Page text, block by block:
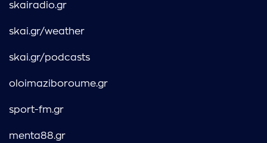
skairadio.gr
skai.gr/weather
skai.gr/podcasts
oloimaziboroume.gr
sport-fm.gr
menta88.gr